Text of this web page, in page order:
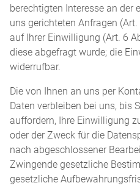
berechtigten Interesse an der
uns gerichteten Anfragen
auf Ihrer Einwilligung (Art. 6
diese abgefragt wurde; die
widerrufbar.
Die von Ihnen an uns per
Daten verbleiben bei uns, bis
auffordern, Ihre Einwilligung
oder der Zweck für die
nach abgeschlossener
Zwingende gesetzliche
gesetzliche